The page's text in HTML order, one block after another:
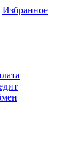
Избранное